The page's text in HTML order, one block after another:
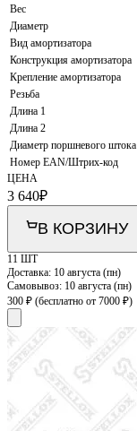
Вес
Диаметр
Вид амортизатора
Конструкция амортизатора
Крепление амортизатора
Резьба
Длина 1
Длина 2
Диаметр поршневого штока
Номер EAN/Штрих-код
ЦЕНА
3 640₽
В КОРЗИНУ
11 ШТ
Доставка: 10 августа (пн)
Самовывоз: 10 августа (пн)
300 ₽ (бесплатно от 7000 ₽)